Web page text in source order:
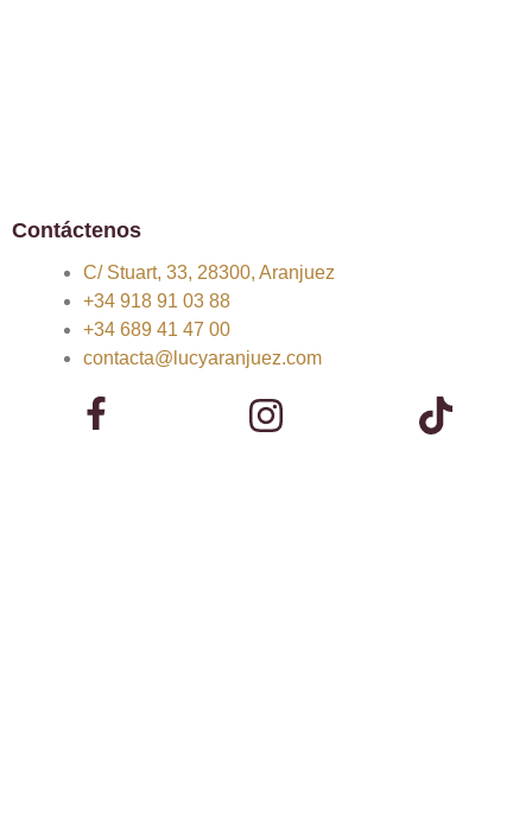
Contáctenos
C/ Stuart, 33, 28300, Aranjuez
+34 918 91 03 88
+34 689 41 47 00
contacta@lucyaranjuez.com